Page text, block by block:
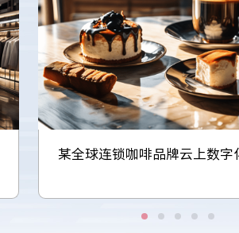
某全球连锁咖啡品牌云上数字